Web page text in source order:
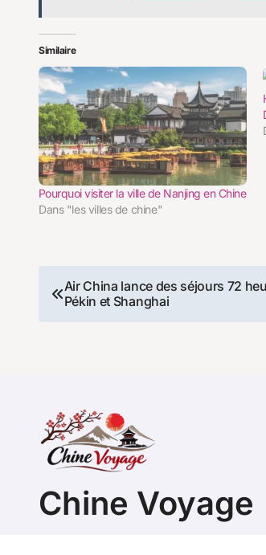
Similaire
Pourquoi visiter la ville de Nanjing en Chine
Dans "les villes de chine"
Navigation
Air China lance des séjours 72
Pékin et Shanghai
Chine Voyage